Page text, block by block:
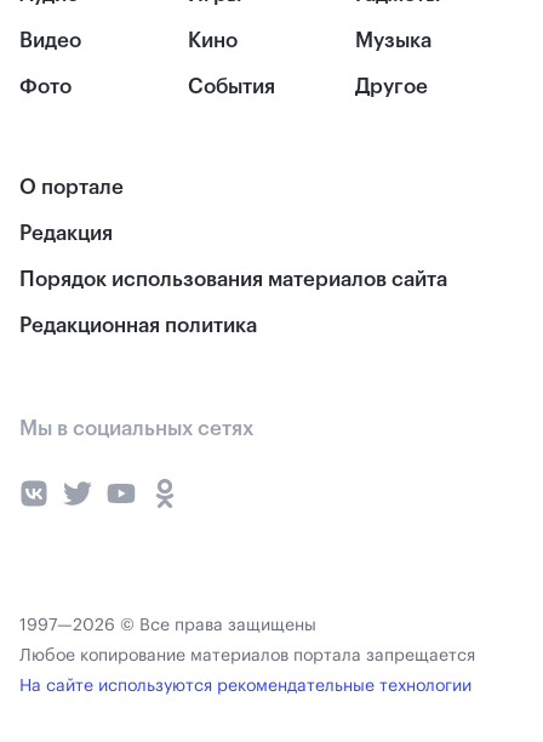
Видео
Фото
Кино
События
Музыка
Другое
О портале
Редакция
Порядок использования материалов сайта
Редакционная политика
Мы в социальных сетях
1997—2026 © Все права защищены
Любое копирование материалов портала запрещается
На сайте используются рекомендательные технологии